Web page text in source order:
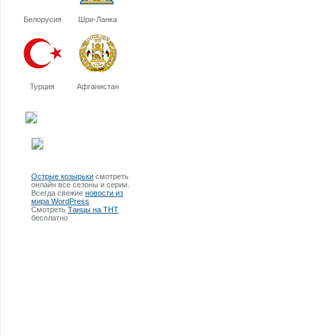
Белорусия Шри-Ланка
Турция Афганистан
Острые козырьки смотреть
онлайн все сезоны и серии.
Всегда свежие новости из
мира WordPress
Смотреть Танцы на ТНТ
бесплатно